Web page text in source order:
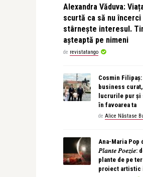
Alexandra Văduva:
scurtă ca să nu
stârnește interesul.
așteaptă pe nimeni
de revistatango
Cosmin
business
lucrurile pur și
în favoarea ta
de Alice Năstase
Ana-Maria Pop
𝑃𝑙𝑎𝑛𝑡𝑒 𝑃𝑜𝑒𝑧𝑖𝑒:
plante de pe
proiect